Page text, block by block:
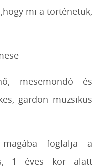
mi a történetük,
mesemondó és
gardon muzsikus
foglalja a
1 éves kor alatt